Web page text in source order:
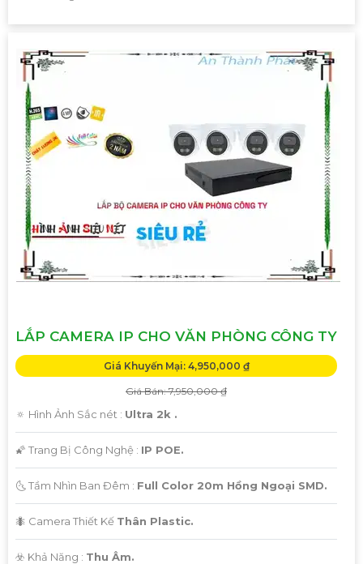
LẮP CAMERA IP CHO VĂN PHÒNG CÔNG TY
Giá Khuyến Mại: 4,950,000 ₫
Giá Bán: 7,950,000 ₫
🔅 Hình Ảnh Sắc nét : Ultra 2k .
🌠 Trang Bị Công Nghệ : IP POE.
🌜 Tầm Nhìn Ban Đêm : Full Color 20m Hồng Ngoại SMD.
🐜 Camera Thiết Kế Thân Plastic.
️☣️ Khả Năng : Thu Âm.